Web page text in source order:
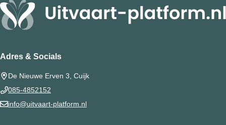
Adres & Socials
De Nieuwe Erven 3, Cuijk
085-4852152
info@uitvaart-platform.nl